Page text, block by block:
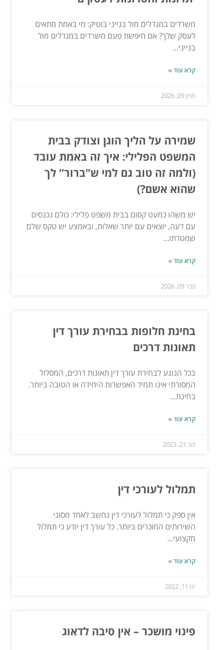
משרדים במגדלים מול בנייני בוטיק: מי באמת מתאים
לעסק שלך? אם חיפשת פעם משרדים במגדלים מול
בנייני...
קרא עוד »
מרץ 09, 2026
שמירה על הליך הוגן וצודק בבית
המשפט הפלילי: איך זה באמת עובד
(ולמה זה טוב גם למי ש”ברור” לך
שהוא אשם?)
יש משהו כמעט קסום בבית משפט פלילי: כולם נכנסים
עם דעה, יוצאים עם יותר שאלות, ובאמצע יש טקס שלם
שמטרתו...
קרא עוד »
פבר 09, 2026
בחינת חלופות בבחירת עורך דין
תאונות דרכים
בכל הנוגע לבחירת עורך דין תאונות דרכים, המסלול
המסורתי אינו תמיד האפשרות היחידה או הטובה ביותר.
בחינת...
קרא עוד »
נוב 21, 2023
תמלול לעורכי דין
אין ספק כי תמלול לעורכי דין נחשב לאחד מסוגי
השירותים המוכרים ביותר. כל עורך דין יודע כי תמלול
מקצועי...
קרא עוד »
ינו 11, 2022
פינוי מושכר – אין סיבה לדאוג